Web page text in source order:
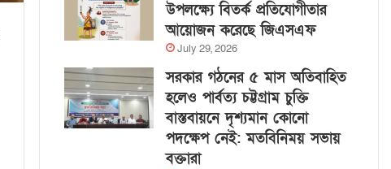
উপলক্ষ্যে বিতর্ক প্রতিযোগীতার
আয়োজন করেছে জিএসএফ
July 29, 2026
সরকার গঠনের ৫ মাস অতিবাহিত
হলেও পার্বত্য চট্টগ্রাম চুক্তি
বাস্তবায়নে দৃশ্যমান কোনো
পদক্ষেপ নেই: মতবিনিময় সভায়
বক্তারা